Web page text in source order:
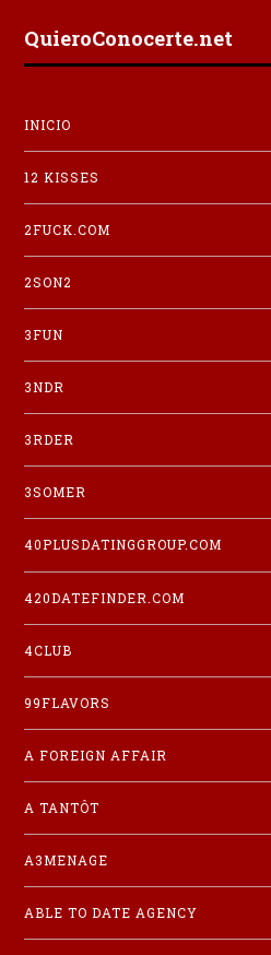
QuieroConocerte.net
INICIO
12 KISSES
2FUCK.COM
2SON2
3FUN
3NDR
3RDER
3SOMER
40PLUSDATINGGROUP.COM
420DATEFINDER.COM
4CLUB
99FLAVORS
A FOREIGN AFFAIR
A TANTÔT
A3MENAGE
ABLE TO DATE AGENCY